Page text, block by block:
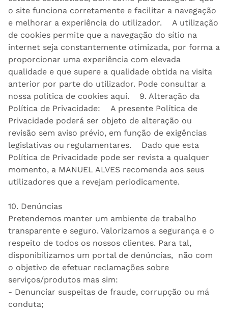
o site funciona corretamente e facilitar a navegação
e melhorar a experiência do utilizador. A utilização
de cookies permite que a navegação do sítio na
internet seja constantemente otimizada, por forma a
proporcionar uma experiência com elevada
qualidade e que supere a qualidade obtida na visita
anterior por parte do utilizador. Pode consultar a
nossa política de cookies aqui. 9. Alteração da
Política de Privacidade: A presente Política de
Privacidade poderá ser objeto de alteração ou
revisão sem aviso prévio, em função de exigências
legislativas ou regulamentares. Dado que esta
Política de Privacidade pode ser revista a qualquer
momento, a MANUEL ALVES recomenda aos seus
utilizadores que a revejam periodicamente.
10. Denúncias
Pretendemos manter um ambiente de trabalho
transparente e seguro. Valorizamos a segurança e o
respeito de todos os nossos clientes. Para tal,
disponibilizamos um portal de denúncias, não com
o objetivo de efetuar reclamações sobre
serviços/produtos mas sim:
- Denunciar suspeitas de fraude, corrupção ou má
conduta;